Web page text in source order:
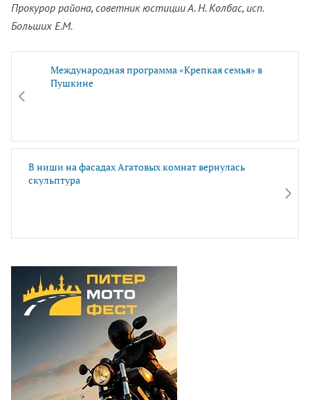
Прокурор района, советник юстиции А. Н. Колбас, исп.
Больших Е.М.
Международная программа «Крепкая семья» в
Пушкине
В ниши на фасадах Агатовых комнат вернулась
скульптура